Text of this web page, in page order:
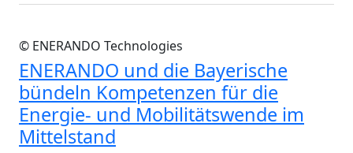
© ENERANDO Technologies
ENERANDO und die Bayerische
bündeln Kompetenzen für die
Energie- und Mobilitätswende im
Mittelstand